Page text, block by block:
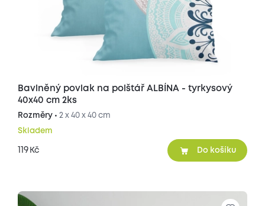
Bavlněný povlak na polštář ALBÍNA - tyrkysový
40x40 cm 2ks
Rozměry • 2 x 40 x 40 cm
Skladem
119 Kč Do košíku